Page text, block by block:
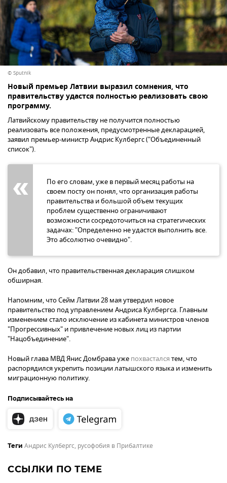
© Sputnik
Новый премьер Латвии выразил сомнения, что
правительству удастся полностью реализовать свою
программу.
Латвийскому правительству не получится полностью
реализовать все положения, предусмотренные декларацией,
заявил премьер-министр Андрис Кулбергс ("Объединенный
список").
По его словам, уже в первый месяц работы на
своем посту он понял, что организация работы
правительства и большой объем текущих
проблем существенно ограничивают
возможности сосредоточиться на стратегических
задачах: "Определенно не удастся выполнить все.
Это абсолютно очевидно".
Он добавил, что правительственная декларация слишком
обширная.
Напомним, что Сейм Латвии 28 мая утвердил новое
правительство под управлением Андриса Кулбергса. Главным
изменением стало исключение из кабинета министров членов
"Прогрессивных" и привлечение новых лиц из партии
"Нацобъединение".
Новый глава МВД Янис Домбрава уже похвастался тем, что
распорядился укрепить позиции латышского языка и изменить
миграционную политику.
Подписывайтесь на
Теги Андрис Кулбергс, русофобия в Прибалтике
ССЫЛКИ ПО ТЕМЕ